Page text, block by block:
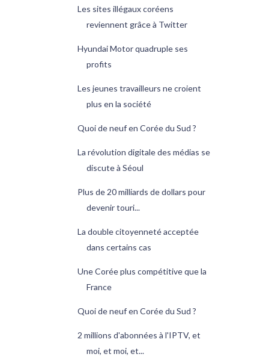
Les sites illégaux coréens
reviennent grâce à Twitter
Hyundai Motor quadruple ses
profits
Les jeunes travailleurs ne croient
plus en la société
Quoi de neuf en Corée du Sud ?
La révolution digitale des médias se
discute à Séoul
Plus de 20 milliards de dollars pour
devenir touri...
La double citoyenneté acceptée
dans certains cas
Une Corée plus compétitive que la
France
Quoi de neuf en Corée du Sud ?
2 millions d'abonnées à l'IPTV, et
moi, et moi, et...